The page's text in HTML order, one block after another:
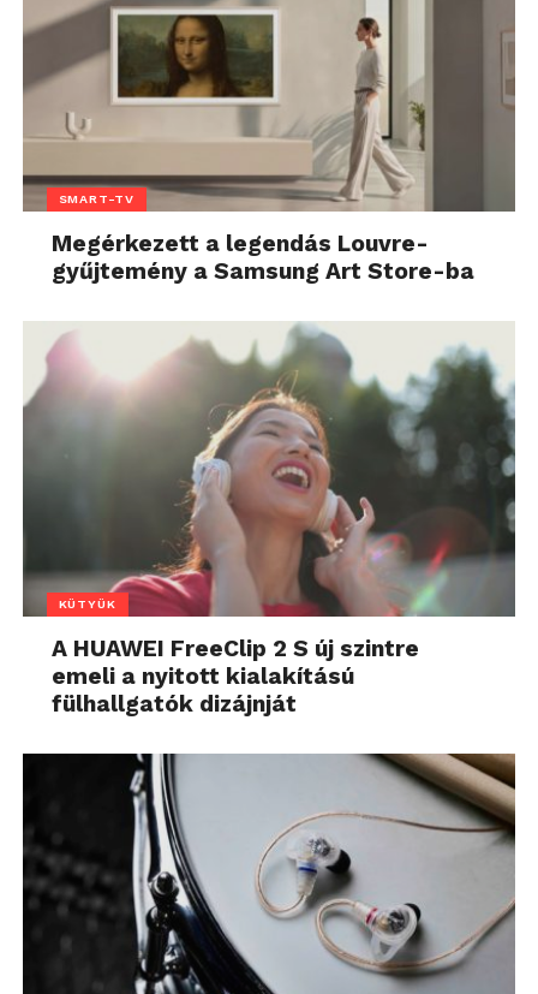
SMART-TV
Megérkezett a legendás Louvre-
gyűjtemény a Samsung Art Store-ba
KÜTYÜK
A HUAWEI FreeClip 2 S új szintre
emeli a nyitott kialakítású
fülhallgatók dizájnját